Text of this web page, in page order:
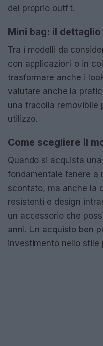
del proprio outfit.
Mini bag: il
Tra i modelli da
con applicazioni o in
trasformare anche i
valutare anche la
una tracolla removibile
utilizzo.
Come scegliere il
Quando si acquista
fondamentale tenere a
scontato, ma anche la
resistenti e design
un accessorio che
anni. Un acquisto ben
investimento nello stile